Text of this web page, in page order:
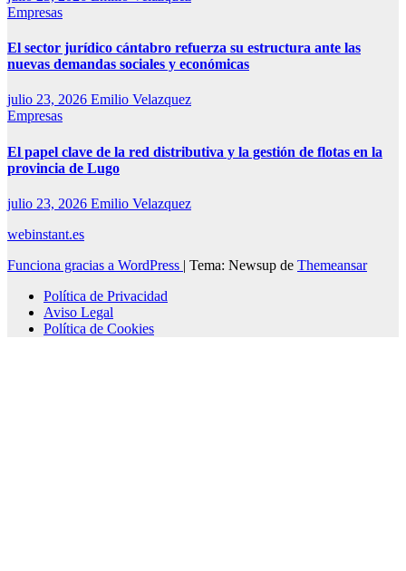
Empresas
El sector jurídico cántabro refuerza su estructura ante las
nuevas demandas sociales y económicas
julio 23, 2026 Emilio Velazquez
Empresas
El papel clave de la red distributiva y la gestión de flotas en la
provincia de Lugo
julio 23, 2026 Emilio Velazquez
webinstant.es
Funciona gracias a WordPress | Tema: Newsup de Themeansar
Política de Privacidad
Aviso Legal
Política de Cookies